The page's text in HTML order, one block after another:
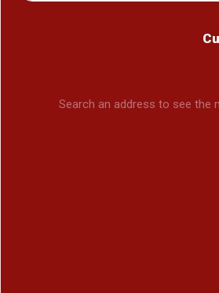
Search an address to see the